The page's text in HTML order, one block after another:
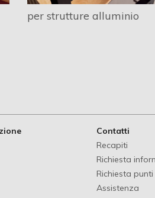
per strutture alluminio
Contatti
Recapiti
Richiesta
Richiesta
Assistenza